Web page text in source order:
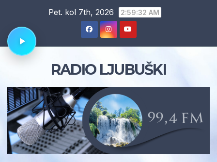
content
Pet. kol 7th, 2026 2:59:32 AM
RADIO LJUBUŠKI